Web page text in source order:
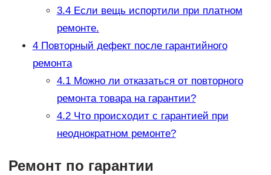
3.4Если вещь испортили при платном
ремонте.
4Повторный дефект после гарантийного
ремонта
4.1Можно ли отказаться от повторного
ремонта товара на гарантии?
4.2Что происходит с гарантией при
неоднократном ремонте?
Ремонт по гарантии